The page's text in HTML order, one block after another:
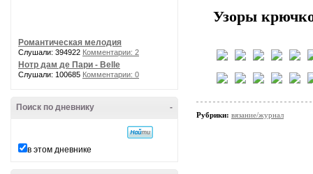
Романтическая мелодия
Слушали: 394922 Комментарии: 2
Нотр дам де Пари - Belle
Слушали: 100685 Комментарии: 0
-
Поиск по дневнику
в этом дневнике
Узоры
Рубрики: вязание/журнал